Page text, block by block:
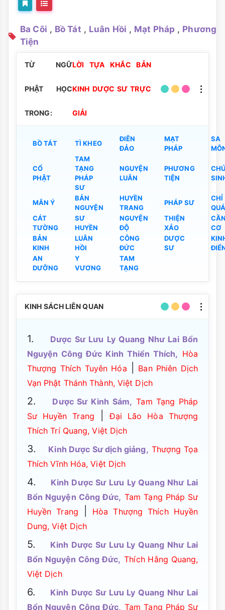
Ba Cõi , Bồ Tát , Luân Hồi , Mạt Pháp , Phương
Tiện
TỪ NGỮ
PHẬT HỌC
TRONG:
LỜI TỰA KHẮC BẢN
KINH DƯỢC SƯ TRỰC
GIẢI
BỒ TÁT TÌ KHEO
ĐIÊN
ĐẢO
MẠT
PHÁP
SA
CỔ
PHẬT
TAM
TẠNG
PHÁP
SƯ
NGUYỆN
LUÂN
PHƯƠNG
TIỆN
MÃN Ý
BẢN
NGUYỆN
HUYỀN
TRANG
PHÁP SƯ
CHỈ
CÁT
TƯỜNG
SƯ
HUYỀN
NGUYỆN
ĐỘ
THIỆN
XẢO
CƠ
BẢN
KINH
LUÂN
HỒI
CÔNG
ĐỨC
DƯỢC
SƯ
AN
DƯỠNG
Y
VƯƠNG
TAM
TẠNG
KINH SÁCH LIÊN QUAN
1.
Dược Sư Lưu Ly Quang Như Lai Bổn
Nguyện Công Đức Kinh Thiển Thích, Hòa
Thượng Thích Tuyên Hóa
Ban Phiên Dịch
Vạn Phật Thánh Thành, Việt Dịch
2. Dược Sư Kinh Sám, Tam Tạng Pháp
Sư Huyền Trang
|Đại Lão Hòa Thượng
Thích Trí Quang, Việt Dịch
3. Kinh Dược Sư dịch giảng, Thượng Tọa
Thích Vĩnh Hóa, Việt Dịch
4.
Kinh Dược Sư Lưu Ly Quang Như Lai
Bổn Nguyện Công Đức, Tam Tạng Pháp Sư
Huyền Trang
Hòa Thượng Thích Huyền
Dung, Việt Dịch
5.
Kinh Dược Sư Lưu Ly Quang Như Lai
Bổn Nguyện Công Đức, Thích Hằng Quang,
Việt Dịch
6.
Kinh Dược Sư Lưu Ly Quang Như Lai
Bổn Nguyện Công Đức, Tam Tạng Pháp Sư